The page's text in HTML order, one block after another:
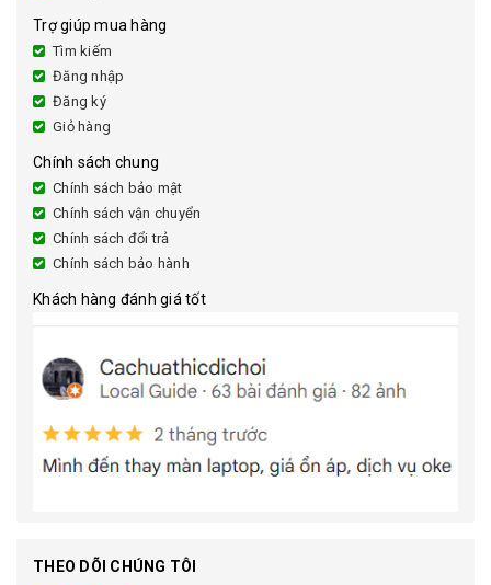
Trợ giúp mua hàng
Tìm kiếm
Đăng nhập
Đăng ký
Giỏ hàng
Chính sách chung
Chính sách bảo mật
Chính sách vận chuyển
Chính sách đổi trả
Chính sách bảo hành
Khách hàng đánh giá tốt
THEO DÕI CHÚNG TÔI